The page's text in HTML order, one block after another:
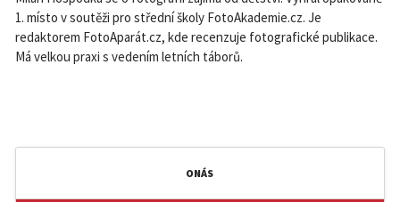
1. místo v soutěži pro střední školy FotoAkademie.cz. Je
redaktorem FotoAparát.cz, kde recenzuje fotografické publikace.
Má velkou praxi s vedením letních táborů.
ONÁS